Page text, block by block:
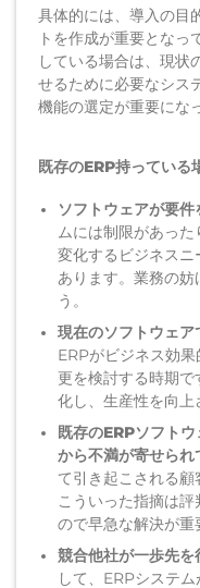
具体的には、導入の目
トを作成が重要となっ
している場合は、現状
せるために必要なシス
機能の選定が重要にな
既存のERP持っている
ソフトウェアが要
ムには制限があった
変化するビジネスニ
あります。業務の妨
う。
現在のソフトウェア
ERPがビジネス効
更を検討する時期で
化し、生産性を向上
既存のERPソフト
から不満が寄せられ
て引き起こされる顧
こういった指摘は評
ので早急な解決が重
競合他社が一歩先を
して
、ERPシステム